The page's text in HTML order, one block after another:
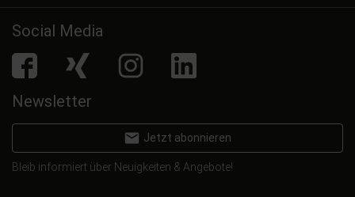
Social Media
facebook Xing Instagram LinkedIn
Newsletter
email Jetzt abonnieren
Bleib informiert über Neuigkeiten & Angebote!